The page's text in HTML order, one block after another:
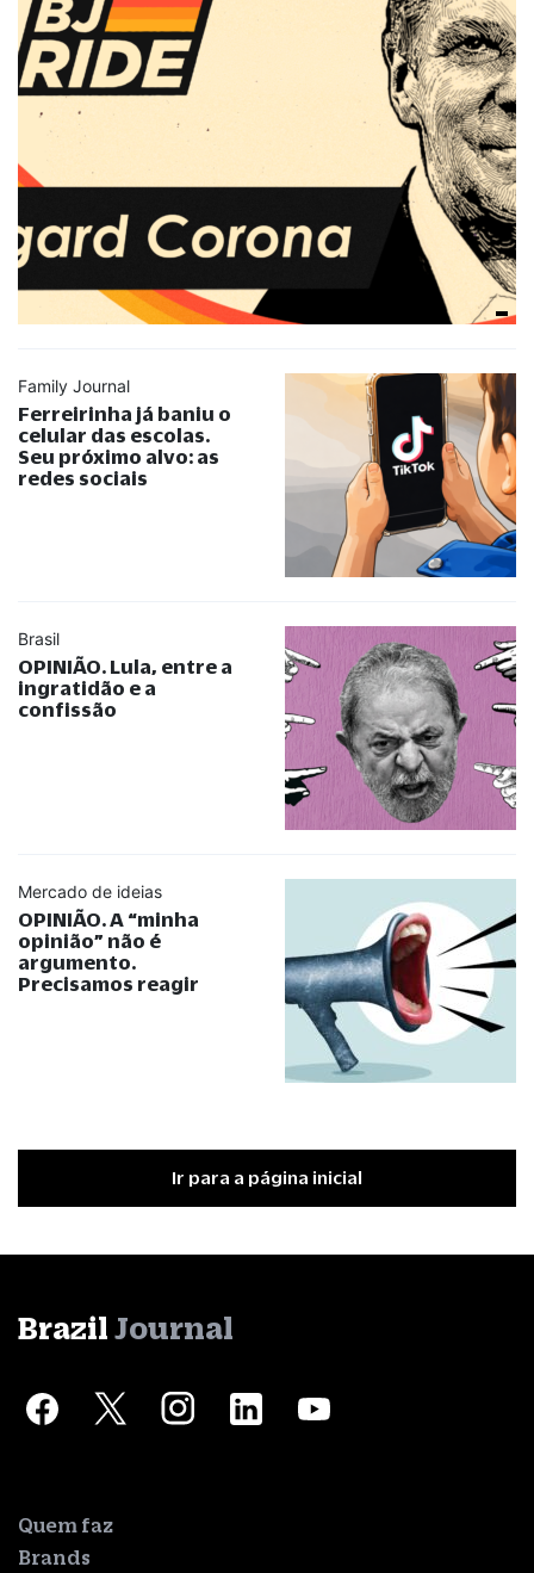
Family Journal
Ferreirinha já baniu o
celular das escolas.
Seu próximo alvo: as
redes sociais
Brasil
OPINIÃO. Lula, entre a
ingratidão e a
confissão
Mercado de ideias
OPINIÃO. A “minha
opinião” não é
argumento.
Precisamos reagir
Ir para a página inicial
Brazil Journal
Quem faz
Brands